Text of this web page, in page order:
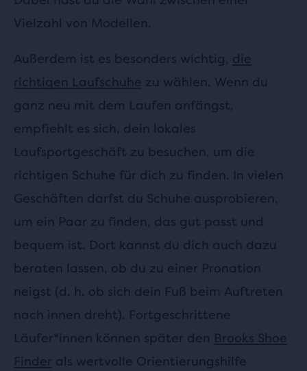
Vielzahl von Modellen.
Außerdem ist es besonders wichtig, die
richtigen Laufschuhe zu wählen. Wenn du
ganz neu mit dem Laufen anfängst,
empfiehlt es sich, dein lokales
Laufsportgeschäft zu besuchen, um die
richtigen Schuhe für dich zu finden. In vielen
Geschäften darfst du Schuhe ausprobieren,
um ein Paar zu finden, das gut passt und
bequem ist. Dort kannst du dich auch dazu
beraten lassen, ob du zu einer Pronation
neigst (d. h. ob sich dein Fuß beim Auftreten
nach innen dreht). Fortgeschrittene
Läufer*innen können später den Brooks Shoe
Finder als wertvolle Orientierungshilfe